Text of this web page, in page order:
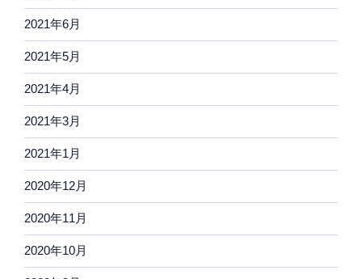
2021年6月
2021年5月
2021年4月
2021年3月
2021年1月
2020年12月
2020年11月
2020年10月